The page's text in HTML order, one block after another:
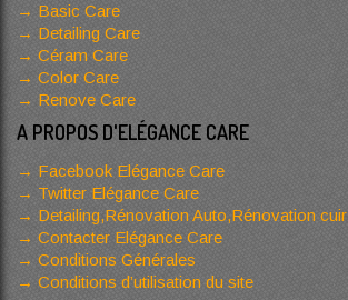
Basic Care
Detailing Care
Céram Care
Color Care
Renove Care
A PROPOS D'ELÉGANCE CARE
Facebook Elégance Care
Twitter Elégance Care
Detailing,Rénovation Auto,Rénovation cuir
Contacter Elégance Care
Conditions Générales
Conditions d’utilisation du site